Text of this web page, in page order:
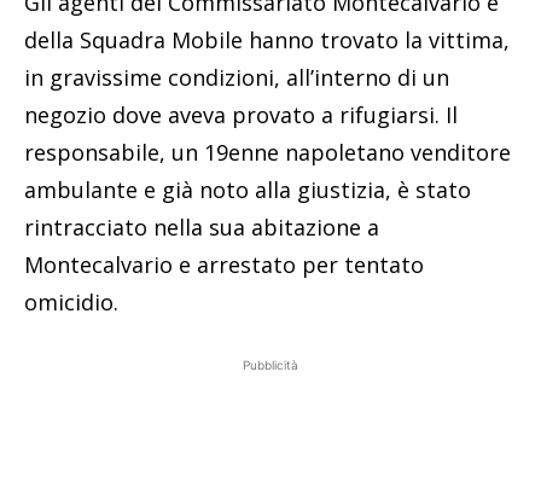
della Squadra Mobile hanno trovato la vittima,
in gravissime condizioni, all’interno di un
negozio dove aveva provato a rifugiarsi. Il
responsabile, un 19enne napoletano venditore
ambulante e già noto alla giustizia, è stato
rintracciato nella sua abitazione a
Montecalvario e arrestato per tentato
omicidio.
Pubblicità